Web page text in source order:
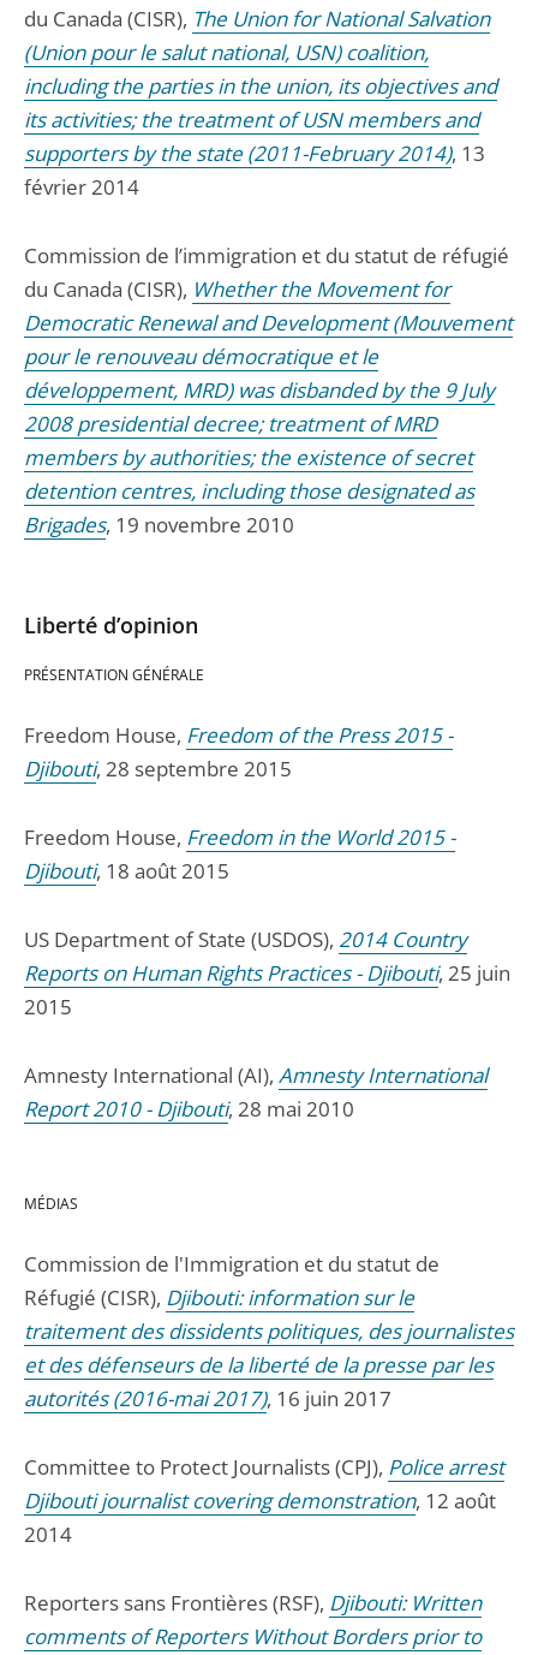
du Canada (CISR), The Union for National Salvation
(Union pour le salut national, USN) coalition,
including the parties in the union, its objectives and
its activities; the treatment of USN members and
supporters by the state (2011-February 2014), 13
février 2014
Commission de l’immigration et du statut de réfugié
du Canada (CISR), Whether the Movement for
Democratic Renewal and Development (Mouvement
pour le renouveau démocratique et le
développement, MRD) was disbanded by the 9 July
2008 presidential decree; treatment of MRD
members by authorities; the existence of secret
detention centres, including those designated as
Brigades, 19 novembre 2010
Liberté d’opinion
PRÉSENTATION GÉNÉRALE
Freedom House, Freedom of the Press 2015 -
Djibouti, 28 septembre 2015
Freedom House, Freedom in the World 2015 -
Djibouti, 18 août 2015
US Department of State (USDOS), 2014 Country
Reports on Human Rights Practices - Djibouti, 25 juin
2015
Amnesty International (AI), Amnesty International
Report 2010 - Djibouti, 28 mai 2010
MÉDIAS
Commission de l'Immigration et du statut de
Réfugié (CISR), Djibouti: information sur le
traitement des dissidents politiques, des journalistes
et des défenseurs de la liberté de la presse par les
autorités (2016-mai 2017), 16 juin 2017
Committee to Protect Journalists (CPJ), Police arrest
Djibouti journalist covering demonstration, 12 août
2014
Reporters sans Frontières (RSF), Djibouti: Written
comments of Reporters Without Borders prior to